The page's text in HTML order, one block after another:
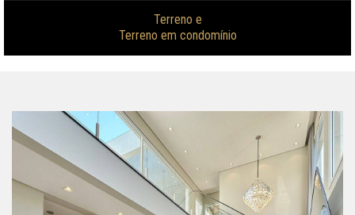
Terreno e
Terreno em condomínio